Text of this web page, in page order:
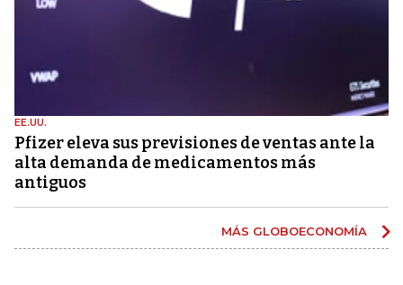
EE.UU.
Pfizer eleva sus previsiones de ventas ante la
alta demanda de medicamentos más
antiguos
MÁS GLOBOECONOMÍA